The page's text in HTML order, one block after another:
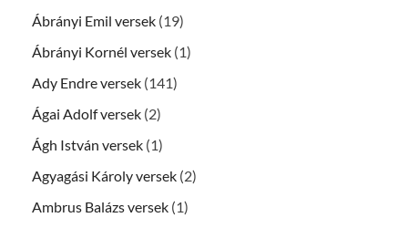
Ábrányi Emil versek (19)
Ábrányi Kornél versek (1)
Ady Endre versek (141)
Ágai Adolf versek (2)
Ágh István versek (1)
Agyagási Károly versek (2)
Ambrus Balázs versek (1)